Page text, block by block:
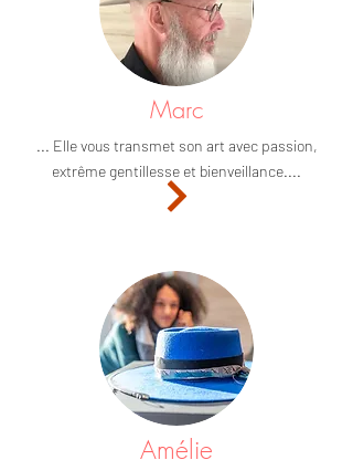
Marc
... Elle vous transmet son art avec passion,
extrême gentillesse et bienveillance....
Amélie